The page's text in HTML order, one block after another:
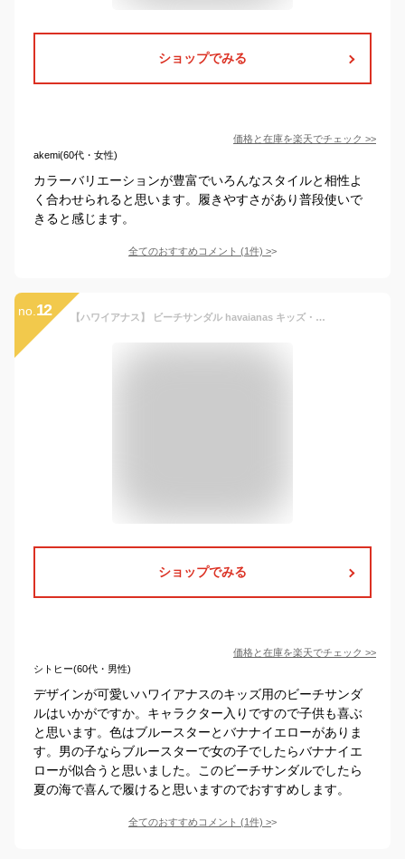
ショップでみる
価格と在庫を楽天でチェック >>
akemi(60代・女性)
カラーバリエーションが豊富でいろんなスタイルと相性よ
く合わせられると思います。履きやすさがあり普段使いで
きると感じます。
全てのおすすめコメント (1件) >
no. 12 【ハワイアナス】 ビーチサンダル havaianas キッズ・ミニオンズ （KIDS MINIONS） キッズ 子供
ショップでみる
価格と在庫を楽天でチェック >>
シトヒー(60代・男性)
デザインが可愛いハワイアナスのキッズ用のビーチサンダ
ルはいかがですか。キャラクター入りですので子供も喜ぶ
と思います。色はブルースターとバナナイエローがありま
す。男の子ならブルースターで女の子でしたらバナナイエ
ローが似合うと思いました。このビーチサンダルでしたら
夏の海で喜んで履けると思いますのでおすすめします。
全てのおすすめコメント (1件) >